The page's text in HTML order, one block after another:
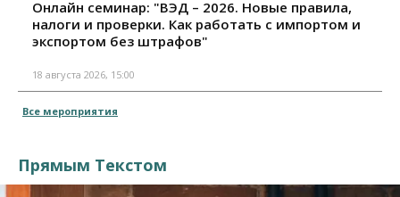
Онлайн семинар: "ВЭД – 2026. Новые правила,
налоги и проверки. Как работать с импортом и
экспортом без штрафов"
18 августа 2026, 15:00
Все мероприятия
Прямым Текстом